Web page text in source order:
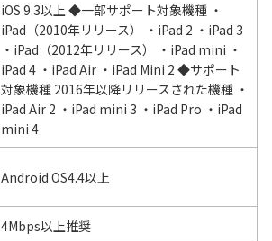
iOS 9.3以上 ◆一部サポート対象機種 ・
iPad（2010年リリース） ・iPad 2 ・iPad 3
・iPad（2012年リリース） ・iPad mini ・
iPad 4 ・iPad Air ・iPad Mini 2 ◆サポート
対象機種 2016年以降リリースされた機種 ・
iPad Air 2 ・iPad mini 3 ・iPad Pro ・iPad
mini 4
Android OS4.4以上
4Mbps以上推奨